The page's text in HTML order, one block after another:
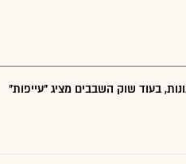
בעוד שוק השבבים מציג "עייפות"